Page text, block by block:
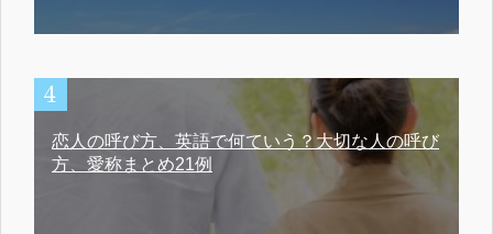
恋人の呼び方、英語で何ていう？大切な人の呼び
方、愛称まとめ21例